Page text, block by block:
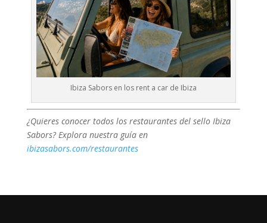
Ibiza Sabors en los rent a car de Ibiza
¿Quieres conocer todos los restaurantes del sello Ibiza
Sabors? Explora nuestra guía en
ibizasabors.com/restaurantes